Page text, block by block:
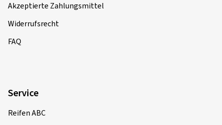
Akzeptierte Zahlungsmittel
Widerrufsrecht
FAQ
Service
Reifen ABC